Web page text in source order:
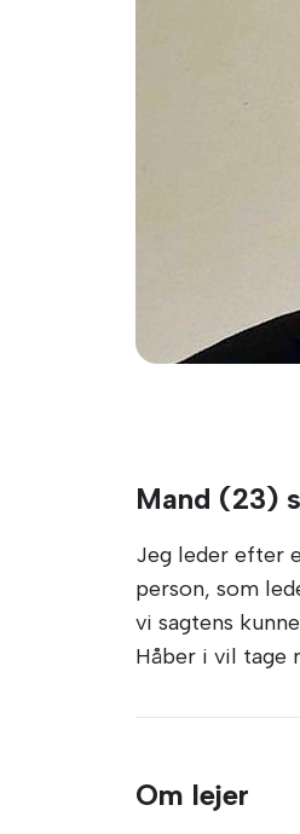
Mand (23)
Jeg leder efter
person, som
vi sagtens
Håber i vil tage
Om lejer